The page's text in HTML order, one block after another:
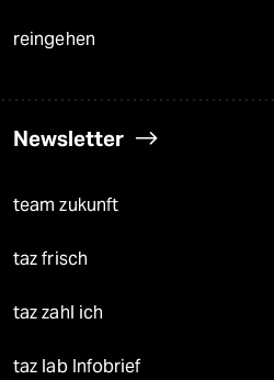
reingehen
Newsletter
team zukunft
taz frisch
taz zahl ich
taz lab Infobrief